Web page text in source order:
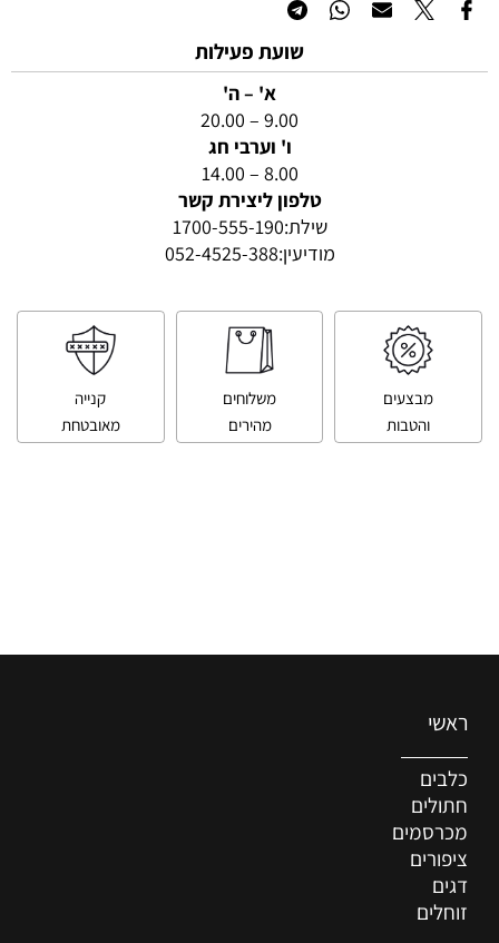
שועת פעילות
א' – ה'
9.00 – 20.00
ו' וערבי חג
8.00 – 14.00
טלפון ליצירת קשר
שילת:1700-555-190
מודיעין:052-4525-388
מבצעים
והטבות
משלוחים
מהירים
קנייה
מאובטחת
ראשי
כלבים
חתולים
מכרסמים
ציפורים
דגים
זוחלים